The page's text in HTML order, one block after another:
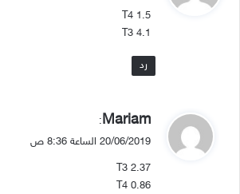
ل
T4 1.5
T3 4.1
رد
ي
ق
ل
Mariam
:
20/06/2019 الساعة 8:36 ص
T3 2.37
T4 0.86